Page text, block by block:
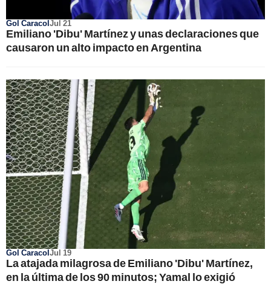
Gol CaracolJul 21
Emiliano 'Dibu' Martínez y unas declaraciones que
causaron un alto impacto en Argentina
Gol CaracolJul 19
La atajada milagrosa de Emiliano 'Dibu' Martínez,
en la última de los 90 minutos; Yamal lo exigió